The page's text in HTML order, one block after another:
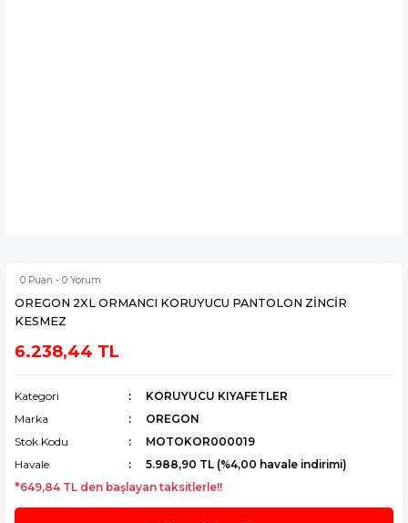
0 Puan - 0 Yorum
OREGON 2XL ORMANCI KORUYUCU PANTOLON ZİNCİR
KESMEZ
6.238,44 TL
Kategori
KORUYUCU KIYAFETLER
Marka
OREGON
Stok Kodu
MOTOKOR000019
Havale
5.988,90 TL (%4,00 havale indirimi)
*649,84 TL den başlayan taksitlerle!!